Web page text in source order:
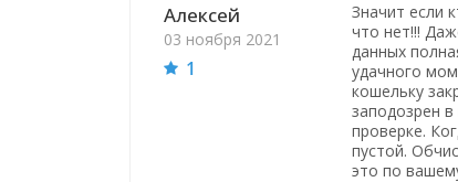
Алексей
03 ноября 2021
1
Значит если
что нет!!!
данных
удачного
кошельку
заподозрен
проверке.
пустой.
это по